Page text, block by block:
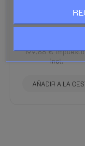
sin
Evaporadores IMPCO
199,88 €
incl.
AÑADIR A LA